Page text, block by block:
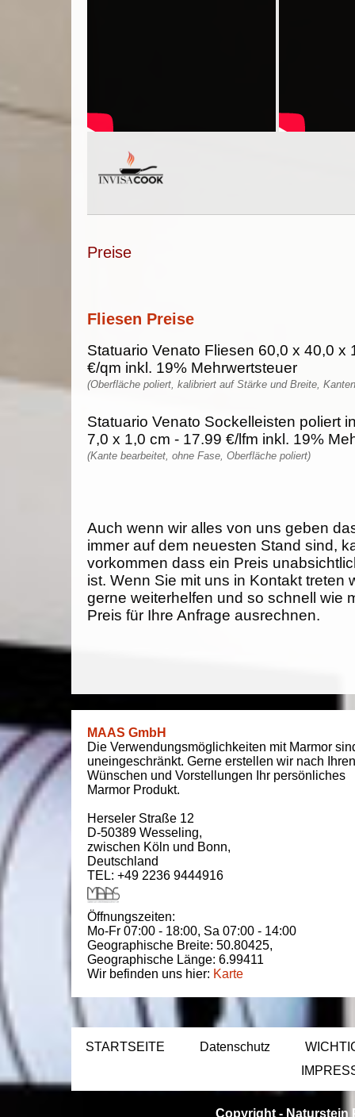
Preise
Fliesen Preise
Statuario Venato Fliesen 60,0 x 40,0 x
€/qm inkl. 19% Mehrwertsteuer
(Oberfläche poliert, kalibriert auf Stärke und Breite,
Statuario Venato Sockelleisten poliert
7,0 x 1,0 cm - 17.99 €/lfm inkl. 19%
(Kante bearbeitet, ohne Fase, Oberfläche poliert)
Auch wenn wir alles von uns geben
immer auf dem neuesten Stand sind,
vorkommen dass ein Preis
ist. Wenn Sie mit uns in Kontakt treten
gerne weiterhelfen und so schnell wie
Preis für Ihre Anfrage ausrechnen.
MAAS GmbH
Die Verwendungsmöglichkeiten mit Marmor
uneingeschränkt. Gerne erstellen wir nach Ihren
Wünschen und Vorstellungen Ihr persönliches
Marmor Produkt.
Herseler Straße 12
D-50389 Wesseling,
zwischen Köln und Bonn,
Deutschland
TEL: +49 2236 9444916
Öffnungszeiten:
Mo-Fr 07:00 - 18:00, Sa 07:00 - 14:00
Geographische Breite: 50.80425,
Geographische Länge: 6.99411
Wir befinden uns hier: Karte
STARTSEITE Datenschutz
Copyright - Naturstein